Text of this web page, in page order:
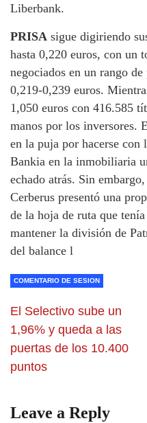
Liberbank.
PRISA sigue digiriendo
hasta 0,220 euros, con un
negociados en un rango
0,219-0,239 euros.
1,050 euros con 416.585
manos por los inversores.
en la puja por hacerse
Bankia en la inmobiliaria
echado atrás. Sin
Cerberus presentó una
de la hoja de ruta que
mantener la división de
del balance l
COMENTARIO DE SESION
El Selectivo sube un
1,96% y queda a las
puertas de los 10.400
puntos
Leave a Reply